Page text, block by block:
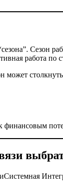
Сезон
работа по
может
финансовым